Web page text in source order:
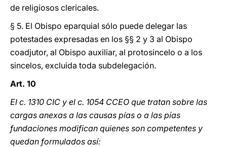
de religiosos clericales.
§ 5. El Obispo eparquial sólo puede delegar las
potestades expresadas en los §§ 2 y 3 al Obispo
coadjutor, al Obispo auxiliar, al protosincelo o a los
sincelos, excluida toda subdelegación.
Art. 10
El c. 1310 CIC y el c. 1054 CCEO que tratan sobre las
cargas anexas a las causas pías o a las pías
fundaciones modifican quienes son competentes y
quedan formulados así: